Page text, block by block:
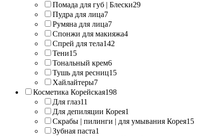
Помада для губ | Блески29
Пудра для лица7
Румяна для лица7
Спонжи для макияжа4
Спрей для тела142
Тени15
Тональный крем6
Тушь для ресниц15
Хайлайтеры7
Косметика Корейская198
Для глаз11
Для депиляции Корея1
Скрабы | пилинги | для умывания Корея15
Зубная паста1